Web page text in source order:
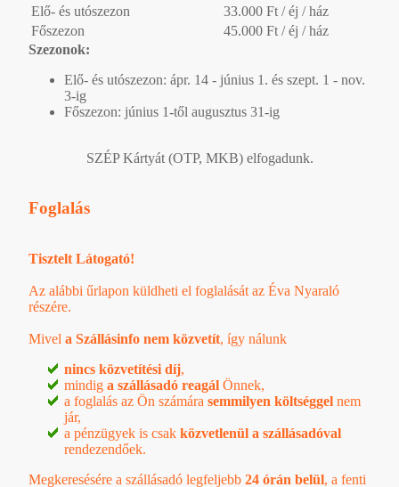
Elő- és utószezon
33.000 Ft / éj / ház
Főszezon
45.000 Ft / éj / ház
Szezonok:
Elő- és utószezon: ápr. 14 - június 1. és szept. 1 - nov.
3-ig
Főszezon: június 1-től augusztus 31-ig
SZÉP Kártyát (OTP, MKB) elfogadunk.
Foglalás
Tisztelt Látogató!
Az alábbi űrlapon küldheti el foglalását az Éva Nyaraló
részére.
Mivel a Szállásinfo nem közvetít, így nálunk
nincs közvetítési díj,
mindig a szállásadó reagál Önnek,
a foglalás az Ön számára semmilyen költséggel nem
jár,
a pénzügyek is csak közvetlenül a szállásadóval
rendezendőek.
Megkeresésére a szállásadó legfeljebb 24 órán belül, a fenti